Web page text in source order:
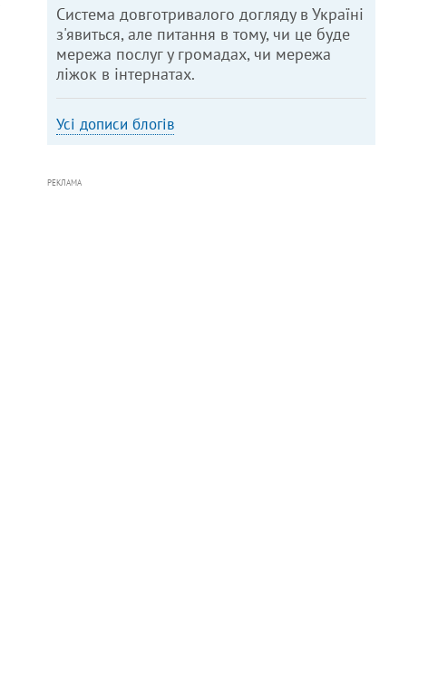
Система довготривалого догляду в Україні
з'явиться, але питання в тому, чи це буде
мережа послуг у громадах, чи мережа
ліжок в інтернатах.
Усі дописи блогів
РЕКЛАМА